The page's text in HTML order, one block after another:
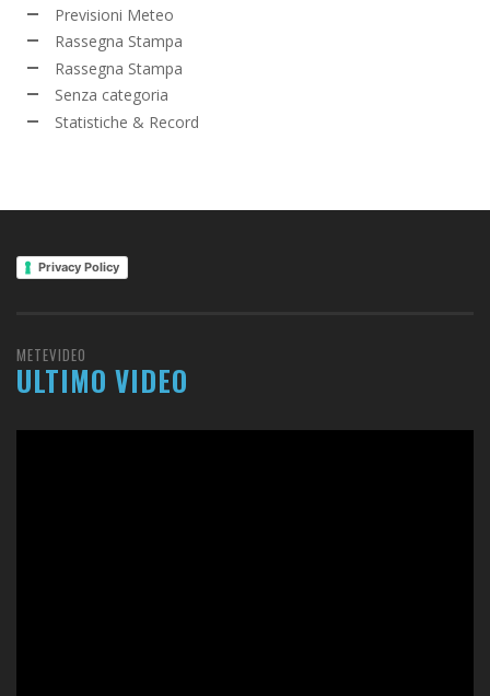
Previsioni Meteo
Rassegna Stampa
Rassegna Stampa
Senza categoria
Statistiche & Record
Privacy Policy
METEVIDEO
ULTIMO VIDEO